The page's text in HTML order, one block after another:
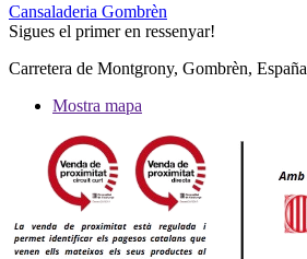
Cansaladeria Gombrèn
Sigues el primer en ressenyar!
Carretera de Montgrony, Gombrèn, España
Mostra mapa